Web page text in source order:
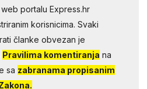
portalu Express.hr
korisnicima. Svaki
članke obvezan je
Pravilima komentiranja na
sa zabranama propisanim